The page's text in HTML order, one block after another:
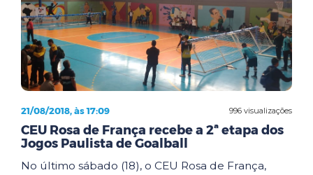
996 visualizações
21/08/2018, às 17:09
CEU Rosa de França recebe a 2ª etapa dos
Jogos Paulista de Goalball
No último sábado (18), o CEU Rosa de França,